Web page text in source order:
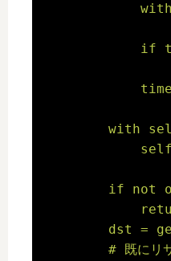
if
with
if not
dst =
# 既にリサ